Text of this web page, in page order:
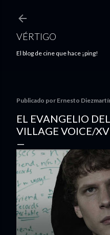
VÉRTIGO
El blog de cine que hace ¡ping!
Publicado por Ernesto
EL EVANGELIO
VILLAGE VOICE/